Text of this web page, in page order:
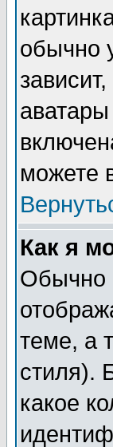
обычно
можете
Как я
Обычно
теме, а
стиля).
какое